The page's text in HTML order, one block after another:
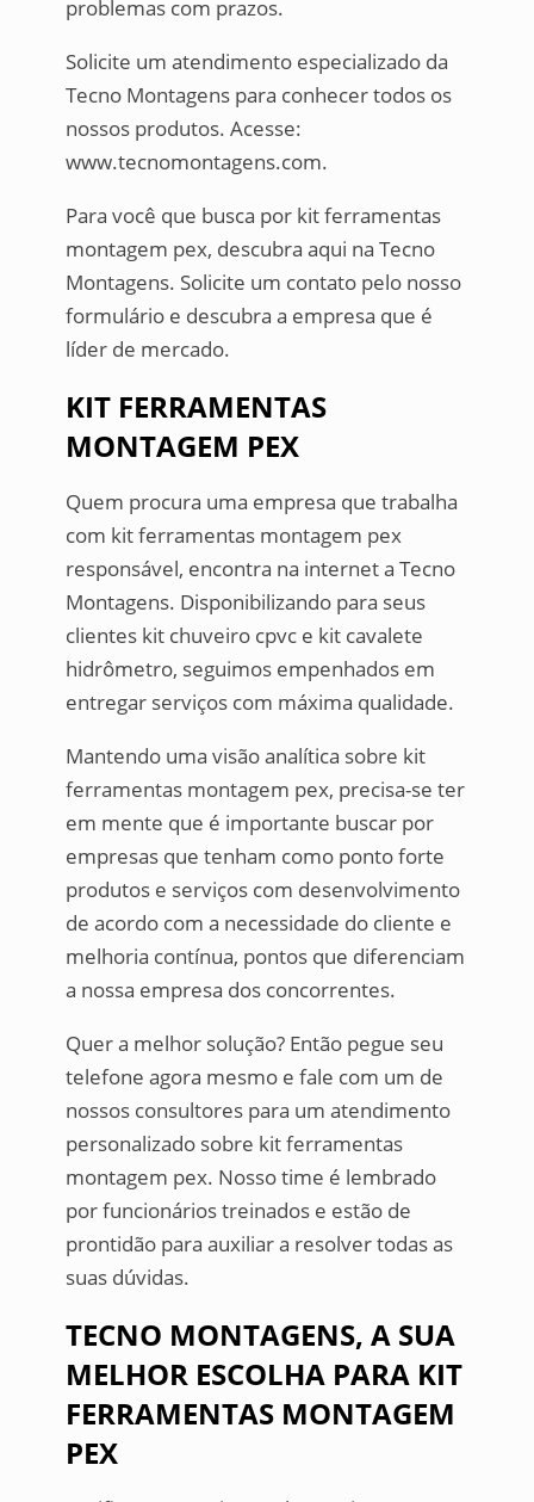
problemas com prazos.
Solicite um atendimento especializado da
Tecno Montagens para conhecer todos os
nossos produtos. Acesse:
www.tecnomontagens.com.
Para você que busca por kit ferramentas
montagem pex, descubra aqui na Tecno
Montagens. Solicite um contato pelo nosso
formulário e descubra a empresa que é
líder de mercado.
KIT FERRAMENTAS
MONTAGEM PEX
Quem procura uma empresa que trabalha
com kit ferramentas montagem pex
responsável, encontra na internet a Tecno
Montagens. Disponibilizando para seus
clientes kit chuveiro cpvc e kit cavalete
hidrômetro, seguimos empenhados em
entregar serviços com máxima qualidade.
Mantendo uma visão analítica sobre kit
ferramentas montagem pex, precisa-se ter
em mente que é importante buscar por
empresas que tenham como ponto forte
produtos e serviços com desenvolvimento
de acordo com a necessidade do cliente e
melhoria contínua, pontos que diferenciam
a nossa empresa dos concorrentes.
Quer a melhor solução? Então pegue seu
telefone agora mesmo e fale com um de
nossos consultores para um atendimento
personalizado sobre kit ferramentas
montagem pex. Nosso time é lembrado
por funcionários treinados e estão de
prontidão para auxiliar a resolver todas as
suas dúvidas.
TECNO MONTAGENS, A SUA
MELHOR ESCOLHA PARA KIT
FERRAMENTAS MONTAGEM
PEX